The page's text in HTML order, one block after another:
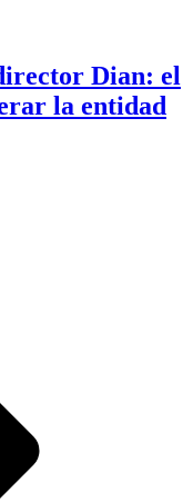
Dian: el
la entidad